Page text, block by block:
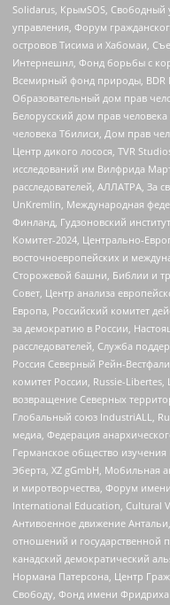
Solidarus, КрымSOS, Свободный
управления, Форум
островов Тисима и Хабомаи,
Интернешнл, Фонд борьбы с
Всемирный фонд природы, BDR
Образовательный дом прав
Белорусский дом прав
человека Тбилиси, Дом прав
Центр дикого лосося, TVR
исследований им Вилфрида
расследователей, АЛЛАТРА, За
UnKremlin, Международная
Финланд, Гудзоновский
Комитет-2024, Центрально-
восточноевропейских и
Сторожевой башни, Библии и
Совет, Центр анализа
Европа, Российский комитет
за демократию в России,
расследователей, Служба
Россия Северный Рейн-
комитет России, Russie-
возвращение Северных
Глобальный союз IndustriALL,
медиа, Федерация
Германское общество
Эберта, XZ gGmbH, Мобильная
и миротворчества, Форум
International Education, Cultural
Антивоенное движение
отношений и государственной
канадский демократический
Нормана Патерсона, Центр
Свободу, Фонд имени